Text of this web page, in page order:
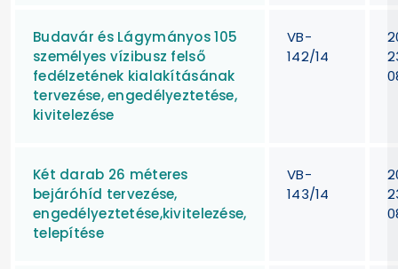
Budavár és Lágymányos 105
személyes vízibusz felső
fedélzetének kialakításának
tervezése, engedélyeztetése,
kivitelezése
VB-
142/14
Két darab 26 méteres
bejáróhíd tervezése,
engedélyeztetése,kivitelezése,
telepítése
VB-
143/14